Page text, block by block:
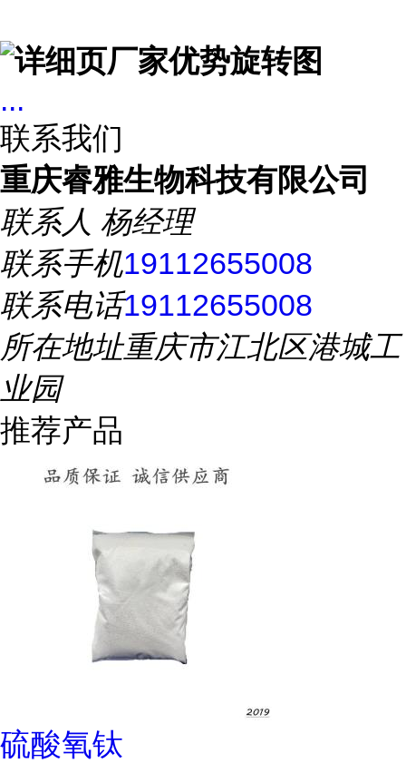
...
联系我们
重庆睿雅生物科技有限公司
联系人 杨经理
联系手机19112655008
联系电话19112655008
所在地址重庆市江北区港城工
业园
推荐产品
硫酸氧钛